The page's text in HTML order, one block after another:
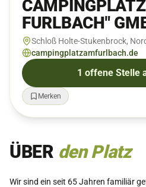
FURLBACH"
Schloß Holte-Stukenbrock,
campingplatzamfurlbach.de
1 offene Stelle
Merken
ÜBER den Platz
Wir sind ein seit 65 Jahren familiär